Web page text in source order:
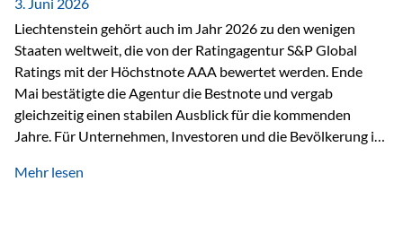
Liechtenstein gehört auch im Jahr 2026 zu den wenigen
Staaten weltweit, die von der Ratingagentur S&P Global
Ratings mit der Höchstnote AAA bewertet werden. Ende
Mai bestätigte die Agentur die Bestnote und vergab
gleichzeitig einen stabilen Ausblick für die kommenden
Jahre. Für Unternehmen, Investoren und die Bevölkerung ist
finanzielle Stabilität des Landes sowie das Vertrauen
Mehr lesen